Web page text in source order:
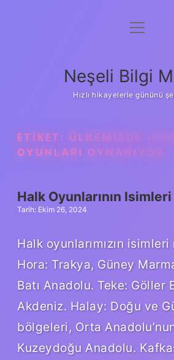
Anasayfa
Yasal Uyarı
menüyü
Neşeli Bilgi
Hızlı hikayelerle gününü
ETIKET: ÜLKEMIZDE
OYUNLARI OYNANIYOR
Halk Oyunlarının
Tarih: Ekim 26, 2024
Halk oyunlarımızın
Hora: Trakya, Güney
Batı Anadolu. Teke: Göller
Akdeniz. Halay: Doğu ve
bölgeleri, Orta
Kuzeydoğu Anadolu.